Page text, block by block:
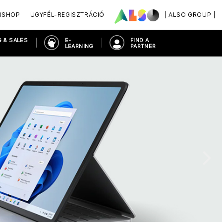
| ALSO GROUP |
ÜGYFÉL-REGISZTRÁCIÓ
& SALES
E-
LEARNING
FIND A
PARTNER